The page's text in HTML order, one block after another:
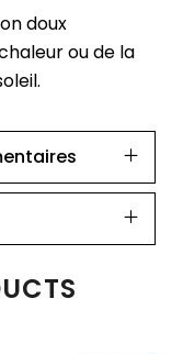
doux
ou de la